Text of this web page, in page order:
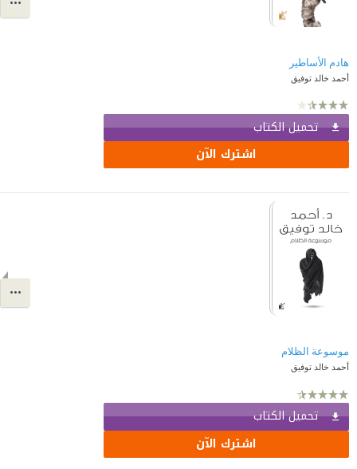
هادم الأساطير
أحمد خالد توفيق
تحميل الكتاب
اشترك الآن
موسوعة الظلام
أحمد خالد توفيق
تحميل الكتاب
اشترك الآن